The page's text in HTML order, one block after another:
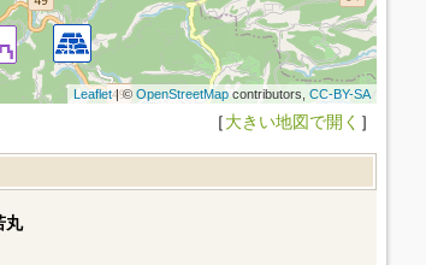
Leaflet| © OpenStreetMapcontributors, CC-BY-SA
［大きい地図で開く ］
丸